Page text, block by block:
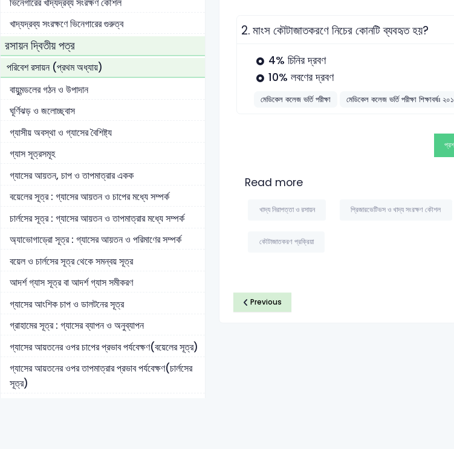
খাদ্যদ্রব্য সংরক্ষণে ভিনেগারের গুরুত্ব
রসায়ন দ্বিতীয় পত্র
পরিবেশ রসায়ন (প্রথম অধ্যায়)
বায়ুমন্ডলের গঠন ও উপাদান
ঘূর্ণিঝড় ও জলোচ্ছ্বাস
গ্যাসীয় অবস্থা ও গ্যাসের বৈশিষ্ট্য
গ্যাস সূত্রসমূহ
গ্যাসের আয়তন, চাপ ও তাপমাত্রার একক
বয়েলের সূত্র : গ্যাসের আয়তন ও চাপের মধ্যে সম্পর্ক
চার্লসের সূত্র : গ্যাসের আয়তন ও তাপমাত্রার মধ্যে সম্পর্ক
অ্যাভোগাড্রো সূত্র : গ্যাসের আয়তন ও পরিমাণের সম্পর্ক
বয়েল ও চার্লসের সূত্র থেকে সমন্বয় সূত্র
আদর্শ গ্যাস সূত্র বা আদর্শ গ্যাস সমীকরণ
গ্যাসের আংশিক চাপ ও ডালটনের সূত্র
গ্রাহামের সূত্র : গ্যাসের ব্যাপন ও অনুব্যাপন
গ্যাসের আয়তনের ওপর চাপের প্রভাব পর্যবেক্ষণ(বয়েলের সূত্র)
গ্যাসের আয়তনের ওপর তাপমাত্রার প্রভাব পর্যবেক্ষণ(চার্লসের
সূত্র)
2.মাংস কৌটাজাতকরণে নিচের কোনটি ব্যবহৃত হয়?
4% চিনির দ্রবণ
10% লবণের দ্রবণ
মেডিকেল কলেজ ভর্তি পরীক্ষা মেডিকেল কলেজ ভর্তি পরীক্ষা শিক্ষাবর্ষঃ
Read more
খাদ্য নিরাপত্তা ও রসায়ন প্রিজারভেটিভস ও খাদ্য সংরক্ষণ কৌশল
কৌটাজাতকরণ প্রক্রিয়া
Previous